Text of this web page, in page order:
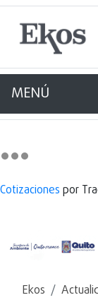
MENÚ
Cotizaciones por
Ekos